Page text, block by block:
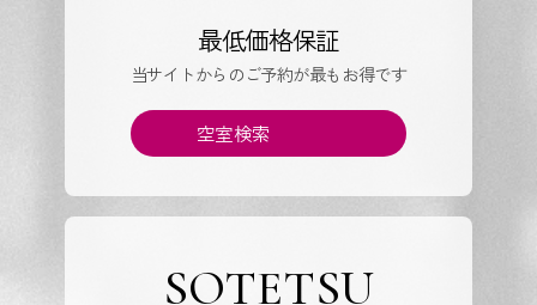
最低価格保証
当サイトからのご予約が最もお得です
空室検索
SOTETSU